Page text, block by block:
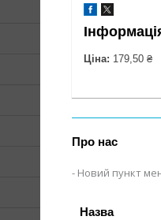
Ціна: 179,50 ₴
Про нас
Новий пункт